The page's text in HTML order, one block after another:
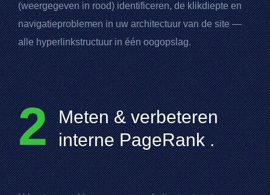
(weergegeven in rood) identificeren, de klikdiepte en
navigatieproblemen in uw architectuur van de site —
alle hyperlinkstructuur in één oogopslag.
2 Meten & verbeteren
internePageRank.